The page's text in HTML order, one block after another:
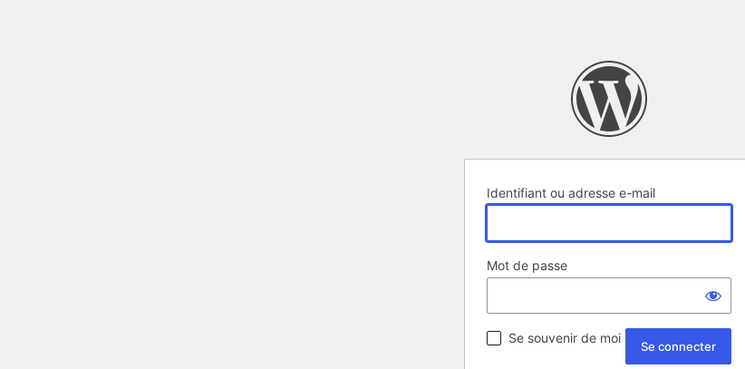
Identifiant ou adresse e-mail
Mot de passe
Se souvenir de moi